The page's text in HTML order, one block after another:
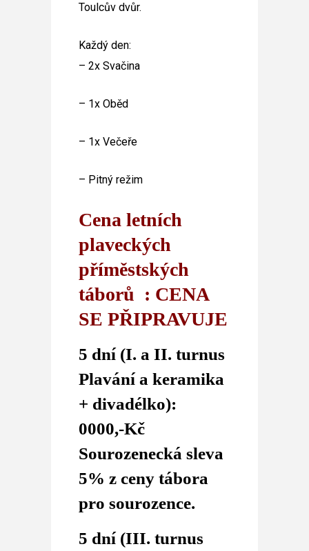
Toulcův dvůr.
Každý den:
– 2x Svačina
– 1x Oběd
– 1x Večeře
– Pitný režim
Cena letních
plaveckých
příměstských
táborů : CENA
SE PŘIPRAVUJE
5 dní (I. a II. turnus
Plavání a keramika
+ divadélko):
0000,-Kč
Sourozenecká sleva
5% z ceny tábora
pro sourozence.
5 dní (III. turnus